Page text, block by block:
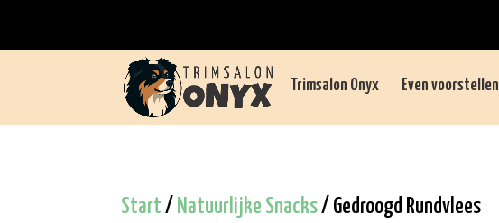
Trimsalon Onyx Even voorstellen
Start / Natuurlijke Snacks/ Gedroogd Rundvlees